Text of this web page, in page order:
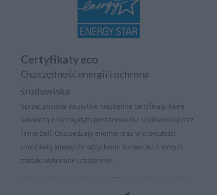
Certyfikaty eco
Oszczędność energii i ochrona
środowiska
Sprzęt posiada wszystkie niezbędne certyfikaty, które
świadczą o niezwykłym poszanowaniu środowiska przez
firmę Dell. Oszczędzają energie oraz w przyszłości
umożliwią łatwiejsze odzyskanie surowców, z których
zostało wykonane urządzenie.